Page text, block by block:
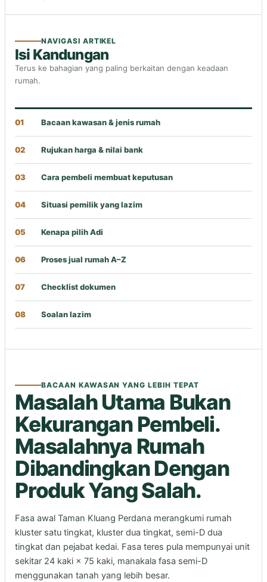
NAVIGASI ARTIKEL
Isi Kandungan
Terus ke bahagian yang paling berkaitan dengan keadaan
rumah.
01 Bacaan kawasan & jenis rumah
02 Rujukan harga & nilai bank
03 Cara pembeli membuat keputusan
04 Situasi pemilik yang lazim
05 Kenapa pilih Adi
06 Proses jual rumah A–Z
07 Checklist dokumen
08 Soalan lazim
BACAAN KAWASAN YANG LEBIH TEPAT
Masalah Utama Bukan
Kekurangan Pembeli.
Masalahnya Rumah
Dibandingkan Dengan
Produk Yang Salah.
Fasa awal Taman Kluang Perdana merangkumi rumah
kluster satu tingkat, kluster dua tingkat, semi-D dua
tingkat dan pejabat kedai. Fasa teres pula mempunyai unit
sekitar 24 kaki × 75 kaki, manakala fasa semi-D
menggunakan tanah yang lebih besar.